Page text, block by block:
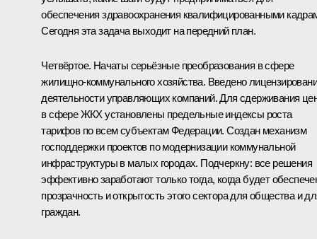
обеспечения здравоохранения квалифицированными
Сегодня эта задача выходит на передний план.
Четвёртое. Начаты серьёзные преобразования в сфере
жилищно-коммунального хозяйства. Введено
деятельности управляющих компаний. Для сдерживания
в сфере ЖКХ установлены предельные индексы роста
тарифов по всем субъектам Федерации. Создан механизм
господдержки проектов по модернизации коммунальной
инфраструктуры в малых городах. Подчеркну: все решения
эффективно заработают только тогда, когда будет
прозрачность и открытость этого сектора для общества и
граждан.